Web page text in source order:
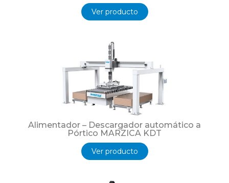
Ver producto
Alimentador – Descargador automático a
Pórtico MARZICA KDT
Ver producto